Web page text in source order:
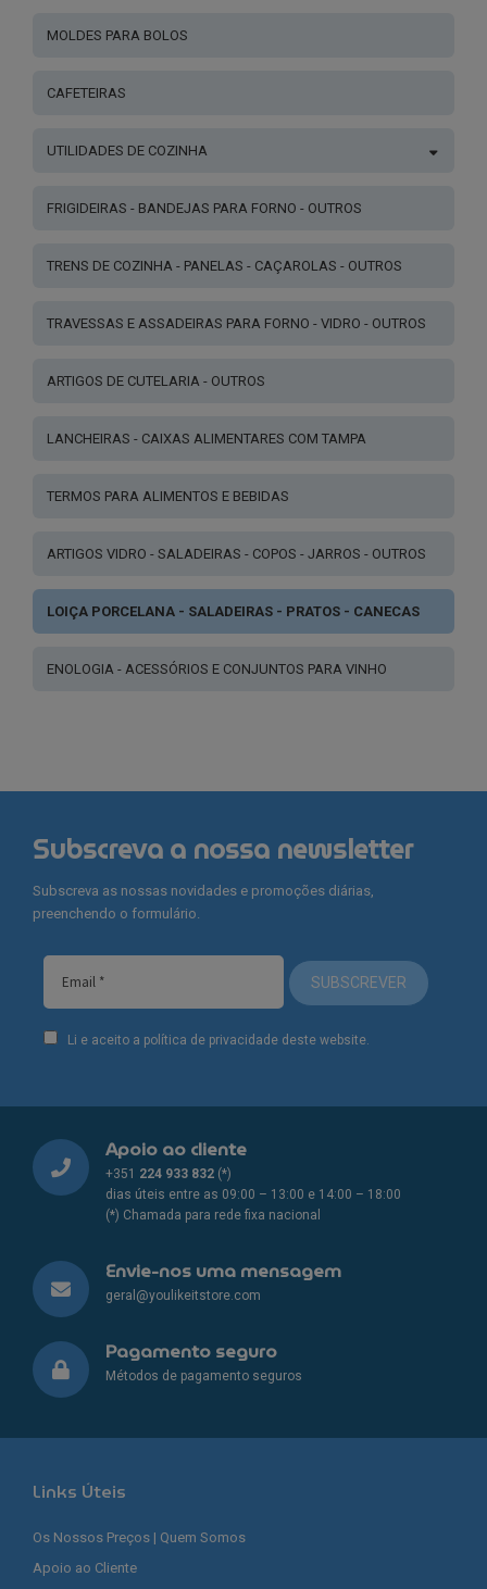
MOLDES PARA BOLOS
CAFETEIRAS
UTILIDADES DE COZINHA
FRIGIDEIRAS - BANDEJAS PARA FORNO - OUTROS
TRENS DE COZINHA - PANELAS - CAÇAROLAS - OUTROS
TRAVESSAS E ASSADEIRAS PARA FORNO - VIDRO - OUTROS
ARTIGOS DE CUTELARIA - OUTROS
LANCHEIRAS - CAIXAS ALIMENTARES COM TAMPA
TERMOS PARA ALIMENTOS E BEBIDAS
ARTIGOS VIDRO - SALADEIRAS - COPOS - JARROS - OUTROS
LOIÇA PORCELANA - SALADEIRAS - PRATOS - CANECAS
ENOLOGIA - ACESSÓRIOS E CONJUNTOS PARA VINHO
Subscreva a nossa newsletter
Subscreva as nossas novidades e promoções diárias,
preenchendo o formulário.
SUBSCREVER
Li e aceito a política de privacidade deste website.
Apoio ao cliente
+351 224 933 832 (*)
dias úteis entre as 09:00 – 13:00 e 14:00 – 18:00
(*) Chamada para rede fixa nacional
Envie-nos uma mensagem
geral@youlikeitstore.com
Pagamento seguro
Métodos de pagamento seguros
Links Úteis
Os Nossos Preços | Quem Somos
Apoio ao Cliente